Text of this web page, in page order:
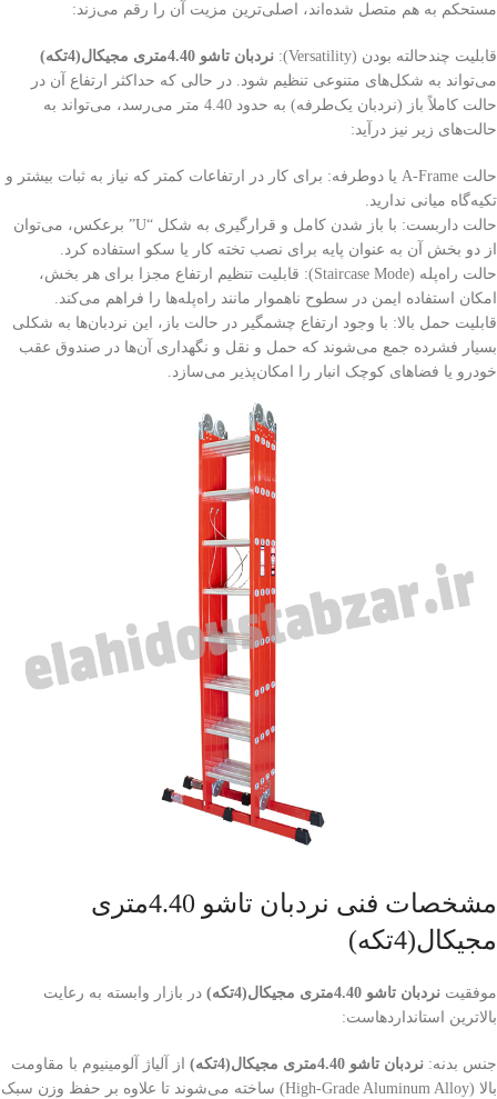
مستحکم به هم متصل شده‌اند، اصلی‌ترین مزیت آن را رقم می‌زند:
قابلیت چندحالته بودن (Versatility):
نردبان تاشو 4.40متری مجیکال(4تکه)
می‌تواند به شکل‌های متنوعی تنظیم شود. در حالی که حداکثر ارتفاع آن در
حالت کاملاً باز (نردبان یک‌طرفه) به حدود 4.40 متر می‌رسد، می‌تواند به
حالت‌های زیر نیز درآید:
حالت A-Frame یا دوطرفه: برای کار در ارتفاعات کمتر که نیاز به ثبات بیشتر و
تکیه‌گاه میانی ندارید.
حالت داربست: با باز شدن کامل و قرارگیری به شکل “U” برعکس، می‌توان
از دو بخش آن به عنوان پایه برای نصب تخته کار یا سکو استفاده کرد.
حالت راه‌پله (Staircase Mode): قابلیت تنظیم ارتفاع مجزا برای هر بخش،
امکان استفاده ایمن در سطوح ناهموار مانند راه‌پله‌ها را فراهم می‌کند.
قابلیت حمل بالا: با وجود ارتفاع چشمگیر در حالت باز، این نردبان‌ها به شکلی
بسیار فشرده جمع می‌شوند که حمل و نقل و نگهداری آن‌ها در صندوق عقب
خودرو یا فضاهای کوچک انبار را امکان‌پذیر می‌سازد.
مشخصات فنی نردبان تاشو 4.40متری
مجیکال(4تکه)
موفقیت نردبان تاشو 4.40متری مجیکال(4تکه)
در بازار وابسته به رعایت
بالاترین استانداردهاست:
جنس بدنه: نردبان تاشو 4.40متری مجیکال(4تکه)
از آلیاژ آلومینیوم با مقاومت
بالا (High-Grade Aluminum Alloy) ساخته می‌شوند تا علاوه بر حفظ وزن سبک